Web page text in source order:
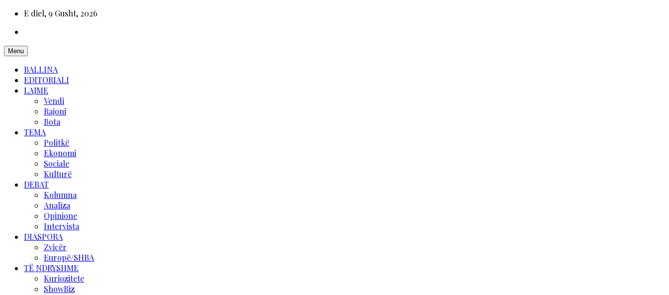
E diel, 9 Gusht, 2026
Menu
BALLINA
EDITORIALI
LAJME
Vendi
Rajoni
Bota
TEMA
Politkë
Ekonomi
Sociale
Kulturë
DEBAT
Kolumna
Analiza
Opinione
Intervista
DIASPORA
Zvicër
Europë/SHBA
TË NDRYSHME
Kuriozitete
ShowBiz